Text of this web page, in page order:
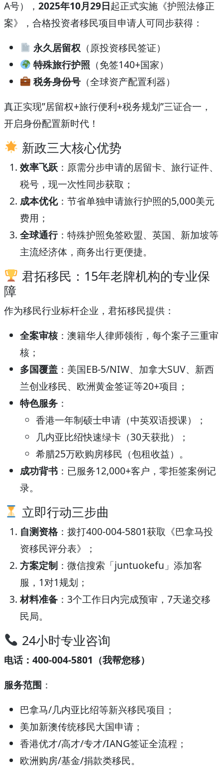
A号）， 2025年10月29日起正式实施《护照法修正
案》，合格投资者移民项目申请人可同步获得：
永久居留权（原投资移民签证）
特殊旅行护照 （免签140+国家）
税务身份号（全球资产配置利器）
真正实现”居留权+旅行便利+税务规划”三证合一，
开启身份配置新时代！
新政三大核心优势
效率飞跃 ：原需分步申请的居留卡、旅行证件、
税号，现一次性同步获取；
成本优化：节省单独申请旅行护照的5,000美元
费用；
全球通行：特殊护照免签欧盟、英国、新加坡等
主流经济体，商务出行更便捷。
君拓移民：15年老牌机构的专业保
障
作为移民行业标杆企业，君拓移民提供：
全案审核：澳籍华人律师领衔，每个案子三重审
核；
多国覆盖 ：美国EB-5/NIW、加拿大SUV、新西
兰创业移民、欧洲黄金签证等20+项目；
特色服务 ：
香港一年制硕士申请（中英双语授课）；
几内亚比绍快速绿卡（30天获批）；
希腊25万欧购房移民（包租收益）。
成功背书 ：已服务12,000+客户，零拒签案例记
录。
立即行动三步曲
自测资格：拨打400-004-5801获取《巴拿马投
资移民评分表》；
方案定制 ：微信搜索「juntuokefu」添加客
服，1对1规划；
材料准备 ：3个工作日内完成预审，7天递交移
民局。
24小时专业咨询
电话：400-004-5801（我帮您移）
服务范围 ：
巴拿马/几内亚比绍等新兴移民项目；
美加新澳传统移民大国申请；
香港优才/高才/专才/IANG签证全流程；
欧洲购房/基金/捐款类移民。